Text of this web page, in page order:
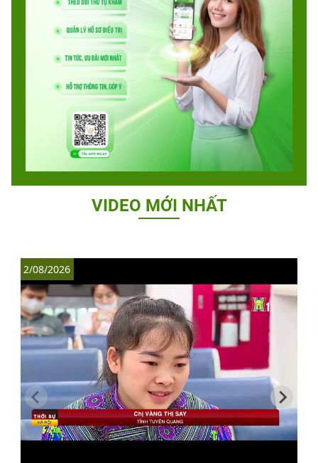
VIDEO MỚI NHẤT
2/08/2026